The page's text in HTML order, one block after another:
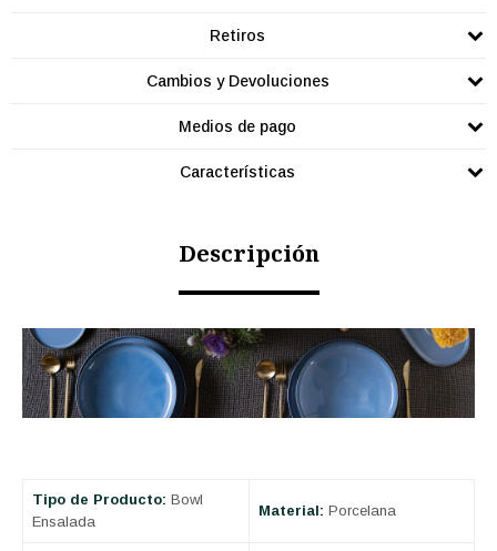
Retiros
Cambios y Devoluciones
Medios de pago
Características
Descripción
Tipo de Producto: Bowl
Ensalada
Material: Porcelana